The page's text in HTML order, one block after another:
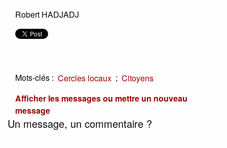
Robert HADJADJ
Mots-clés : Cercles locaux ; Citoyens
Afficher les messages ou mettre un nouveau
message
Un message, un commentaire ?